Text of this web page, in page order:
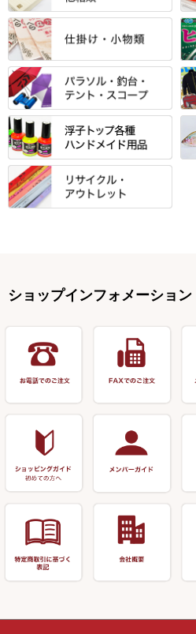
クワセ皿・コブ皿・角皿
浮子筒・浮子箱・ハリス箱・玉
ノ柄スタンド
小物箱・うどん箱・うどん皿
ハサミケース
カウンター
針外し・糸ほどき
当店オリジナル「勝俊」作
光竹 製品
松村作（万力）
松村作（先受・その他）
万久作
岐山 製品
逍遥（しょうよう）
玉網（高級品）
替網・仕付糸
玉置（高級品）
万力付お膳・うどん皿
先受・メスネジ・その他
すべて
金鯱 シリーズ
浮子箱
浮子立て・浮子筒
ハリスケース
仕掛箱・小物箱
ハリスメジャー系
すべて
ウキ止めストッパー・糸・チュ
ーブ
ウキゴム 遊動式
松葉仕掛用
底取りアイテム
ハサミ
すべて
パラソル
テント
リーズ
釣台 釣宝・その他
すべて
浮子用素材
塗料用 筆
装飾品
リサイクル 竹竿（～19,999円）
リサイクル 竹竿（深山）
リサイクル 浮子
リサイクル 玉網・玉置・フラ
リサイクル 浮子箱・浮子筒・
アウトレット商品
ショップインフォメーション